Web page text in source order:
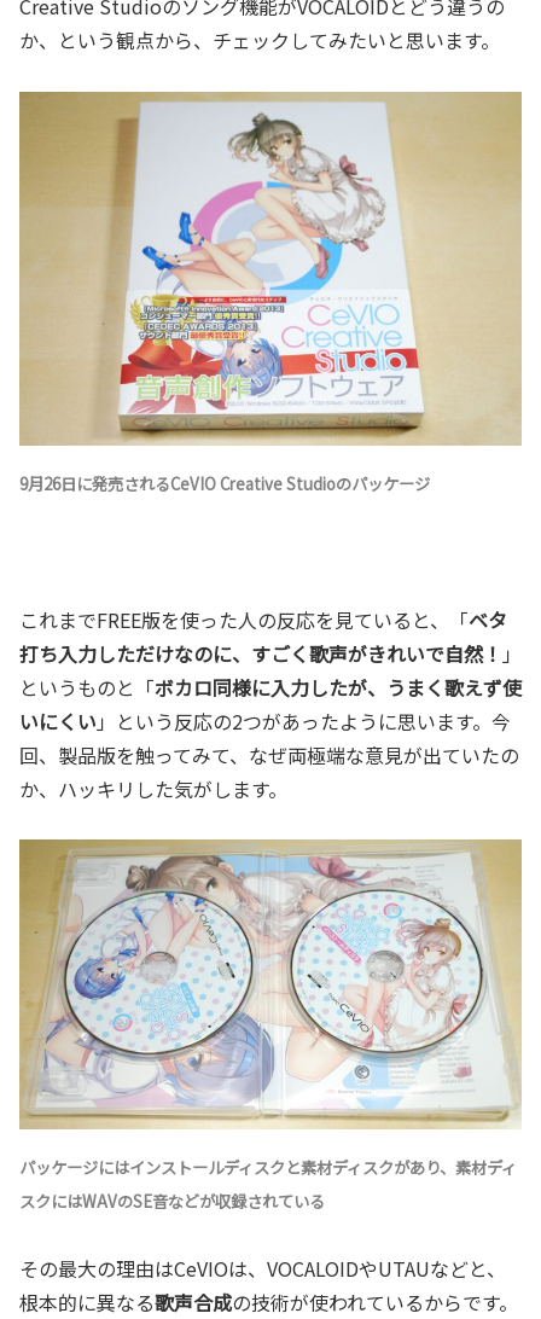
か、という観点から、チェックしてみたいと思います。
9月26日に発売されるCeVIO Creative Studioのパッケージ
これまでFREE版を使った人の反応を見ていると、「ベタ
打ち入力しただけなのに、すごく歌声がきれいで自然！ 」
というものと「ボカロ同様に入力したが、うまく歌えず使
いにくい 」という反応の2つがあったように思います。今
回、製品版を触ってみて、なぜ両極端な意見が出ていたの
か、ハッキリした気がします。
パッケージにはインストールディスクと素材ディスクがあり、素材ディ
スクにはWAVのSE音などが収録されている
その最大の理由はCeVIOは、VOCALOIDやUTAUなどと、
根本的に異なる歌声合成の技術が使われているからです。